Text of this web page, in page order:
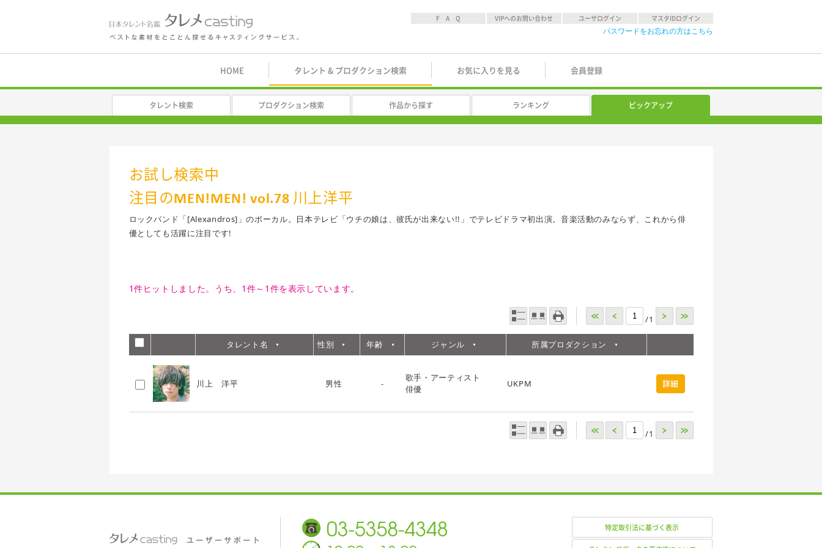
F A Q VIPへのお問い合わせ ユーザログイン マスタIDログイン
パスワードをお忘れの方はこちら
HOME タレント & プロダクション検索 お気に入りを見る 会員登録
タレント検索 プロダクション検索 作品から探す ランキング ピックアップ
お試し検索中
注目のMEN!MEN! vol.78 川上洋平
ロックバンド「[Alexandros]」のボーカル。日本テレビ「ウチの娘は、彼氏が出来ない!!」でテレビドラマ初出演。音楽活動のみならず、これから俳
優としても活躍に注目です!
1件ヒットしました。うち、1件～1件を表示しています。
一覧表示写真表示
印刷 <<
/1
> >>
タレント名 性別 年齢 ジャンル 所属プロダクション
川上 洋平 男性 -
歌手・アーティスト
俳優
UKPM 詳細
一覧表示写真表示
印刷 <<
/1
> >>
特定取引法に基づく表示